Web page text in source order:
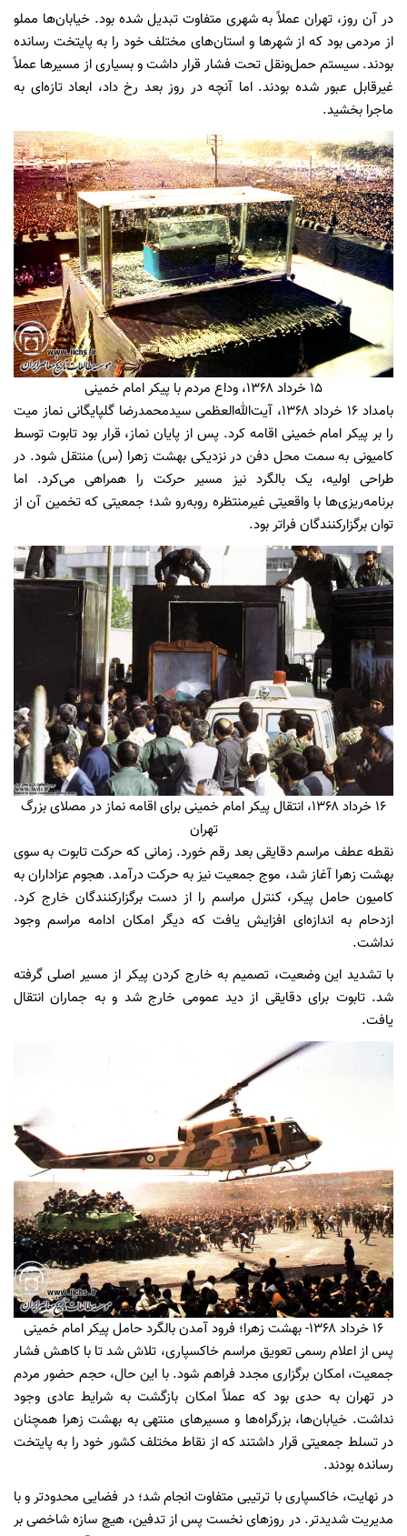
در آن روز، تهران عملاً به شهری متفاوت تبدیل شده بود. خیابان‌ها مملو
از مردمی بود که از شهرها و استان‌های مختلف خود را به پایتخت رسانده
بودند. سیستم حمل‌ونقل تحت فشار قرار داشت و بسیاری از مسیرها عملاً
غیرقابل عبور شده بودند. اما آنچه در روز بعد رخ داد، ابعاد تازه‌ای به
ماجرا بخشید.
۱۵ خرداد ۱۳۶۸، وداع مردم با پیکر امام خمینی
بامداد ۱۶ خرداد ۱۳۶۸، آیت‌الله‌العظمی سیدمحمدرضا گلپایگانی نماز میت
را بر پیکر امام خمینی اقامه کرد. پس از پایان نماز، قرار بود تابوت توسط
کامیونی به سمت محل دفن در نزدیکی بهشت زهرا (س) منتقل شود. در
طراحی اولیه، یک بالگرد نیز مسیر حرکت را همراهی می‌کرد. اما
برنامه‌ریزی‌ها با واقعیتی غیرمنتظره روبه‌رو شد؛ جمعیتی که تخمین آن از
توان برگزارکنندگان فراتر بود.
۱۶ خرداد ۱۳۶۸، انتقال پیکر امام خمینی برای اقامه نماز در مصلای بزرگ
تهران
نقطه عطف مراسم دقایقی بعد رقم خورد. زمانی که حرکت تابوت به سوی
بهشت زهرا آغاز شد، موج جمعیت نیز به حرکت درآمد. هجوم عزاداران به
کامیون حامل پیکر، کنترل مراسم را از دست برگزارکنندگان خارج کرد.
ازدحام به اندازه‌ای افزایش یافت که دیگر امکان ادامه مراسم وجود
نداشت.
با تشدید این وضعیت، تصمیم به خارج کردن پیکر از مسیر اصلی گرفته
شد. تابوت برای دقایقی از دید عمومی خارج شد و به جماران انتقال
یافت.
۱۶ خرداد ۱۳۶۸- بهشت زهرا؛ فرود آمدن بالگرد حامل پیکر امام خمینی
پس از اعلام رسمی تعویق مراسم خاکسپاری، تلاش شد تا با کاهش فشار
جمعیت، امکان برگزاری مجدد فراهم شود. با این حال، حجم حضور مردم
در تهران به حدی بود که عملاً امکان بازگشت به شرایط عادی وجود
نداشت. خیابان‌ها، بزرگراه‌ها و مسیرهای منتهی به بهشت زهرا همچنان
در تسلط جمعیتی قرار داشتند که از نقاط مختلف کشور خود را به پایتخت
رسانده بودند.
در نهایت، خاکسپاری با ترتیبی متفاوت انجام شد؛ در فضایی محدودتر و با
مدیریت شدیدتر. در روزهای نخست پس از تدفین، هیچ سازه شاخصی بر